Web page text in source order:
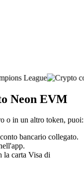
Neon EVM
o in un altro token, puoi:
bancario collegato.
la carta Visa di